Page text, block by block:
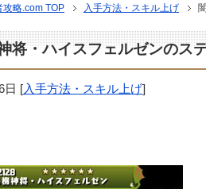
略.com TOP 入手方法・スキル上げ
将・ハイスフェルゼンのス
日 [入手方法・スキル上げ]